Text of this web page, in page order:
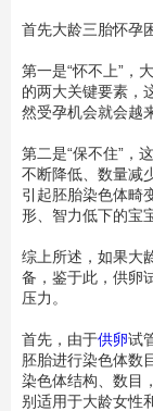
首先大龄三胎怀孕
第一是“怀不上”，
的两大关键要素，
然受孕机会就会越
第二是“保不住”，
不断降低、数量减
引起胚胎染色体畸
形、智力低下的宝
综上所述，如果大
备，鉴于此，供卵
压力。
首先，由于供卵试
胚胎进行染色体数
染色体结构、数目
别适用于大龄女性